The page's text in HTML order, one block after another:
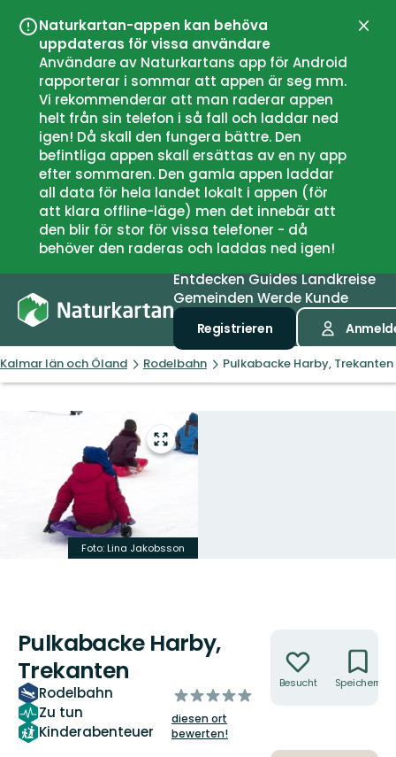
Naturkartan-appen kan behöva
uppdateras för vissa användare
Användare av Naturkartans app för Android
rapporterar i sommar att appen är seg mm.
Vi rekommenderar att man raderar appen
helt från sin telefon i så fall och laddar ned
igen! Då skall den fungera bättre. Den
befintliga appen skall ersättas av en ny app
efter sommaren. Den gamla appen laddar
all data för hela landet lokalt i appen (för
att klara offline-läge) men det innebär att
den blir för stor för vissa telefoner - då
behöver den raderas och laddas ned igen!
EntdeckenGuidesLandkreise
Gemeinden Werde Kunde
Registrieren
Kalmar län och Öland Rodelbahn Pulkabacke Harby, Trekanten
Vollbild
öffnen
Foto: Lina Jakobsson
Pulkabacke Harby,
Trekanten
Rodelbahn
Zu tun
Kinderabenteuer
von
5
Sternen
diesen ort
bewerten!
Besucht Speichern